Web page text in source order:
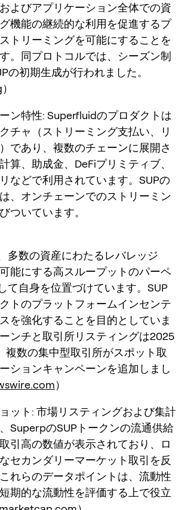
よびアプリケーション全体での資
機能の継続的な利用を促進するプ
トリーミングを可能にすることを
。同プロトコルでは、シーズン制
の初期生成が行われました。
）
ン特性: Superfluidのプロダクトは
チャ（ストリーミング支払い、リ
であり、複数のチェーンに展開さ
算、助成金、DeFiプリミティブ、
などで利用されています。SUPの
、オンチェーンでのストリーミン
ついています。
多数の資産にわたるレバレッジ
可能にする高スループットのパーペ
て自身を位置づけています。SUP
トのプラットフォームインセンテ
を強化することを目的としていま
ンチと取引所リスティングは2025
複数の集中型取引所がスポット取
ションキャンペーンを追加しまし
）
ット : 市場リスティングおよび集計
SuperpのSUPトークンの流通供給
引高の数値が表示されており、ロ
セカンダリーマーケット取引を反
れらのデータポイントは、流動性
期的な流動性を評価する上で役立